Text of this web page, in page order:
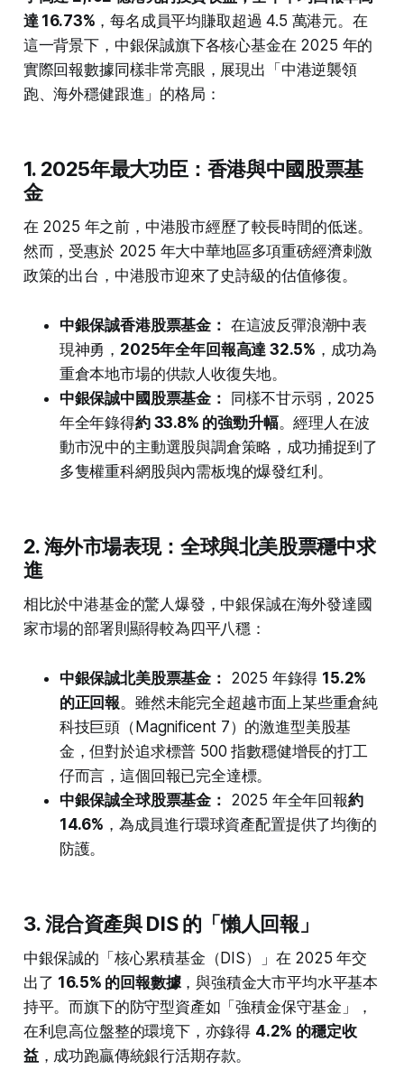
達 16.73% ，每名成員平均賺取超過 4.5 萬港元。在
這一背景下，中銀保誠旗下各核心基金在 2025 年的
實際回報數據同樣非常亮眼，展現出「中港逆襲領
跑、海外穩健跟進」的格局：
1. 2025年最大功臣：香港與中國股票基
金
在 2025 年之前，中港股市經歷了較長時間的低迷。
然而，受惠於 2025 年大中華地區多項重磅經濟刺激
政策的出台，中港股市迎來了史詩級的估值修復。
中銀保誠香港股票基金： 在這波反彈浪潮中表
現神勇， 2025年全年回報高達 32.5% ，成功為
重倉本地市場的供款人收復失地。
中銀保誠中國股票基金：
同樣不甘示弱，2025
年全年錄得約 33.8% 的強勁升幅。經理人在波
動市況中的主動選股與調倉策略，成功捕捉到了
多隻權重科網股與內需板塊的爆發红利。
2. 海外市場表現：全球與北美股票穩中求
進
相比於中港基金的驚人爆發，中銀保誠在海外發達國
家市場的部署則顯得較為四平八穩：
中銀保誠北美股票基金： 2025 年錄得 15.2%
的正回報。雖然未能完全超越市面上某些重倉純
科技巨頭（Magnificent 7）的激進型美股基
金，但對於追求標普 500 指數穩健增長的打工
仔而言，這個回報已完全達標。
中銀保誠全球股票基金： 2025 年全年回報約
14.6% ，為成員進行環球資產配置提供了均衡的
防護。
3. 混合資產與 DIS 的「懶人回報」
中銀保誠的「核心累積基金（DIS）」在 2025 年交
出了 16.5% 的回報數據，與強積金大市平均水平基本
持平。而旗下的防守型資產如「強積金保守基金」，
在利息高位盤整的環境下，亦錄得 4.2% 的穩定收
益，成功跑贏傳統銀行活期存款。